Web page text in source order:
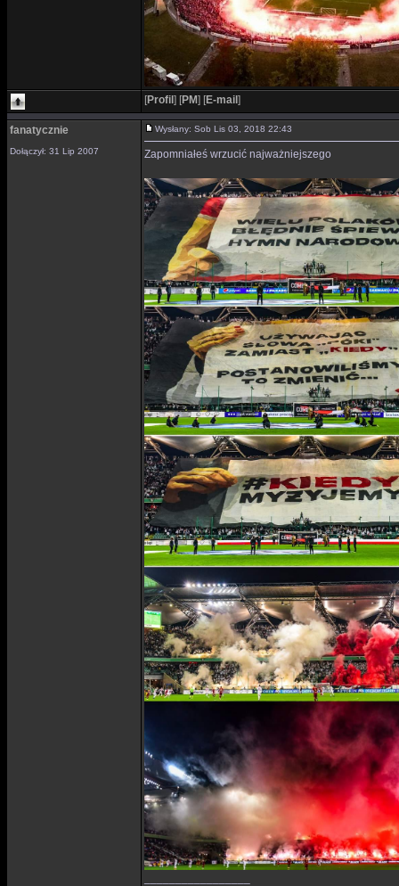
[Profil ] [PM] [E-mail ]
fanatycznie
Dołączył: 31 Lip 2007
Wysłany: Sob Lis 03, 2018 22:43
Zapomniałeś wrzucić najważniejszego